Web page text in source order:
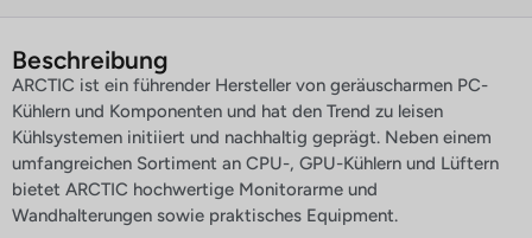
Beschreibung
ARCTIC ist ein führender Hersteller von geräuscharmen PC-
Kühlern und Komponenten und hat den Trend zu leisen
Kühlsystemen initiiert und nachhaltig geprägt. Neben einem
umfangreichen Sortiment an CPU-, GPU-Kühlern und Lüftern
bietet ARCTIC hochwertige Monitorarme und
Wandhalterungen sowie praktisches Equipment.